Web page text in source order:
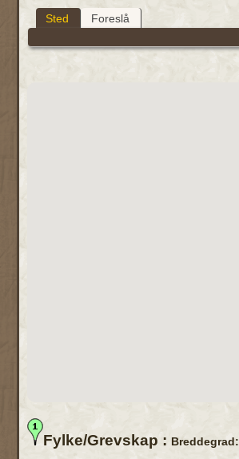
Sted Foreslå
Fylke/Grevskap : Breddegrad: